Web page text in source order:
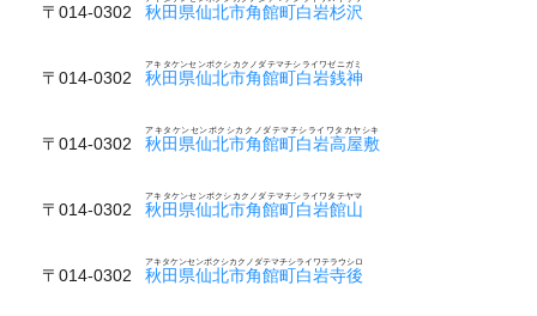
〒014-0302 秋田県仙北市角館町白岩杉沢
〒014-0302 秋田県仙北市角館町白岩銭神
アキタケンセンボクシカクノダテマチシライワゼニガミ
〒014-0302 秋田県仙北市角館町白岩高屋敷
アキタケンセンボクシカクノダテマチシライワタカヤシキ
〒014-0302 秋田県仙北市角館町白岩館山
アキタケンセンボクシカクノダテマチシライワタテヤマ
〒014-0302 秋田県仙北市角館町白岩寺後
アキタケンセンボクシカクノダテマチシライワテラウシロ